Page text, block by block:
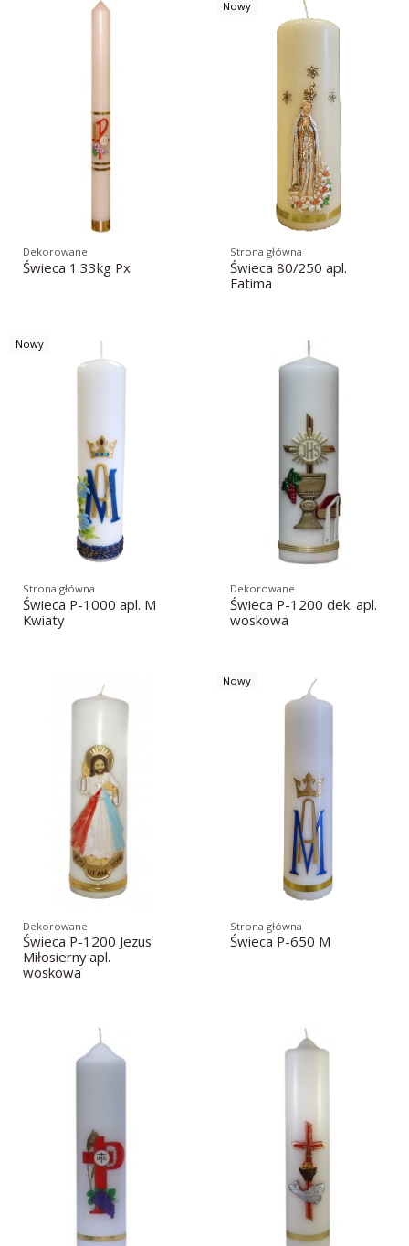
Dekorowane
Świeca 1.33kg Px
Nowy
Strona główna
Świeca 80/250 apl.
Fatima
Nowy
Strona główna
Świeca P-1000 apl. M
Kwiaty
Dekorowane
Świeca P-1200 dek. apl.
woskowa
Dekorowane
Świeca P-1200 Jezus
Miłosierny apl.
woskowa
Nowy
Strona główna
Świeca P-650 M